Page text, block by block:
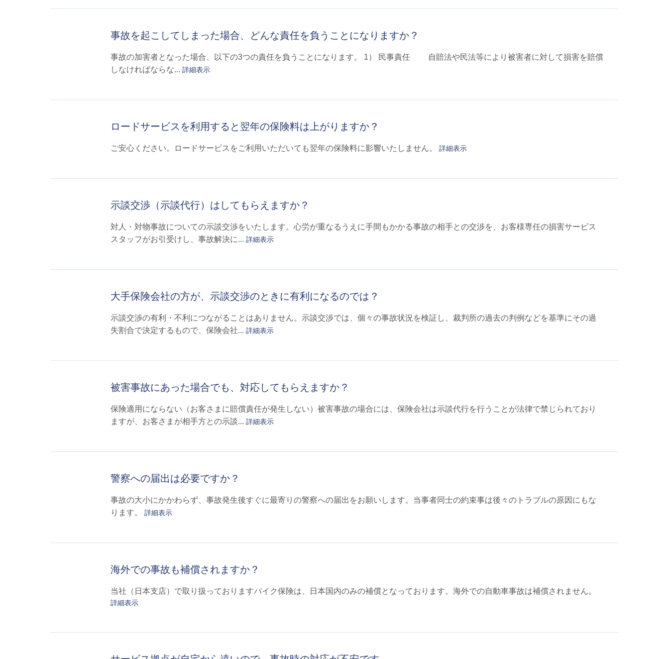
事故を起こしてしまった場合、どんな責任を負うことになりますか？
事故の加害者となった場合、以下の3つの責任を負うことになります。 1） 民事責任 自賠法や民法等により被害者に対して損害を賠償
しなければならな... 詳細表示
ロードサービスを利用すると翌年の保険料は上がりますか？
ご安心ください。ロードサービスをご利用いただいても翌年の保険料に影響いたしません。 詳細表示
示談交渉（示談代行）はしてもらえますか？
対人・対物事故についての示談交渉をいたします。心労が重なるうえに手間もかかる事故の相手との交渉を、お客様専任の損害サービス
スタッフがお引受けし、事故解決に... 詳細表示
大手保険会社の方が、示談交渉のときに有利になるのでは？
示談交渉の有利・不利につながることはありません。示談交渉では、個々の事故状況を検証し、裁判所の過去の判例などを基準にその過
失割合で決定するもので、保険会社... 詳細表示
被害事故にあった場合でも、対応してもらえますか？
保険適用にならない（お客さまに賠償責任が発生しない）被害事故の場合には、保険会社は示談代行を行うことが法律で禁じられており
ますが、お客さまが相手方との示談... 詳細表示
警察への届出は必要ですか？
事故の大小にかかわらず、事故発生後すぐに最寄りの警察への届出をお願いします。当事者同士の約束事は後々のトラブルの原因にもな
ります。 詳細表示
海外での事故も補償されますか？
当社（日本支店）で取り扱っておりますバイク保険は、日本国内のみの補償となっております。海外での自動車事故は補償されません。
詳細表示